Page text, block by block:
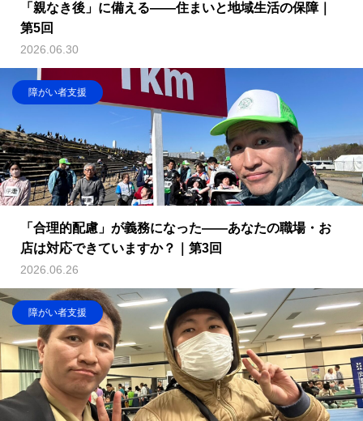
「親なき後」に備える——住まいと地域生活の保障｜
第5回
2026.06.30
障がい者支援
「合理的配慮」が義務になった——あなたの職場・お
店は対応できていますか？｜第3回
2026.06.26
障がい者支援